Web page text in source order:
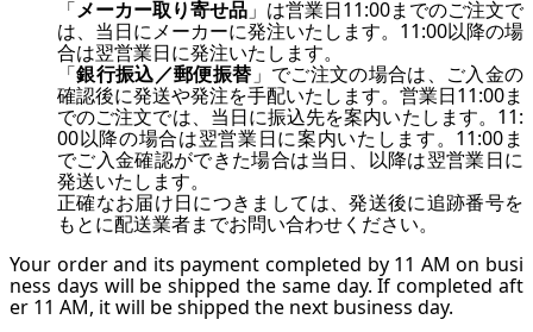
「メーカー取り寄せ品 」は営業日11:00までのご注文で
は、当日にメーカーに発注いたします。11:00以降の場
合は翌営業日に発注いたします。
「銀行振込／郵便振替 」でご注文の場合は、ご入金の
確認後に発送や発注を手配いたします。営業日11:00ま
でのご注文では、当日に振込先を案内いたします。11:
00以降の場合は翌営業日に案内いたします。11:00ま
でご入金確認ができた場合は当日、以降は翌営業日に
発送いたします。
正確なお届け日につきましては、発送後に追跡番号を
もとに配送業者までお問い合わせください。
Your order and its payment completed by 11 AM on busi
ness days will be shipped the same day. If completed aft
er 11 AM, it will be shipped the next business day.